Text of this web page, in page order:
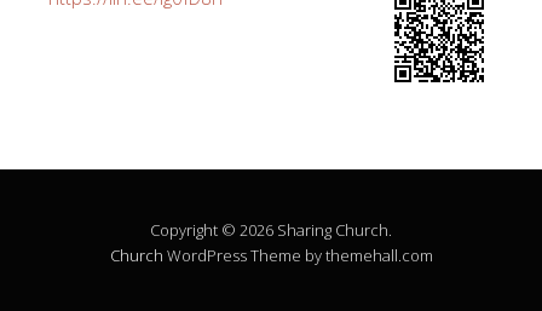
Copyright © 2026 Sharing Church.
Church WordPress Theme by themehall.com